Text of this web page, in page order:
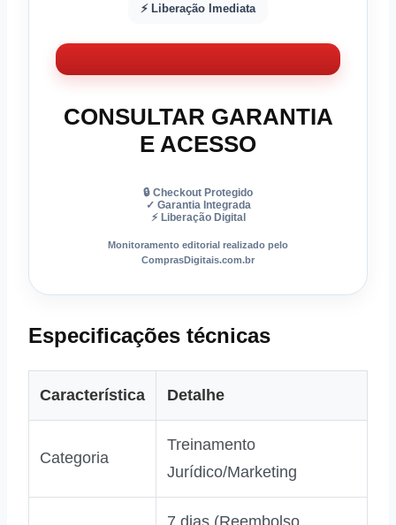
⚡ Liberação Imediata
CONSULTAR GARANTIA
E ACESSO
🔒 Checkout Protegido
✓ Garantia Integrada
⚡ Liberação Digital
Monitoramento editorial realizado pelo
ComprasDigitais.com.br
Especificações técnicas
Característica Detalhe
Categoria
Treinamento
Jurídico/Marketing
7 dias (Reembolso